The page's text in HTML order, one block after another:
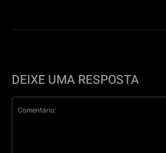
DEIXE UMA RESPOSTA